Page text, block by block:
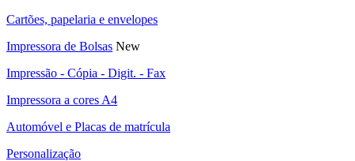
Cartões, papelaria e envelopes
Impressora de Bolsas New
Impressão - Cópia - Digit. - Fax
Impressora a cores A4
Automóvel e Placas de matrícula
Personalização